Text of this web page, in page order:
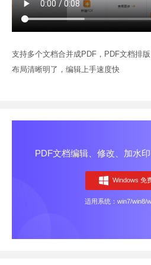
支持多个文档合并成PDF，PDF文档排
布局清晰明了，编辑上手速度快
PDF文档编辑、修改、加水
Windows 免
适用系统：win7/win8/